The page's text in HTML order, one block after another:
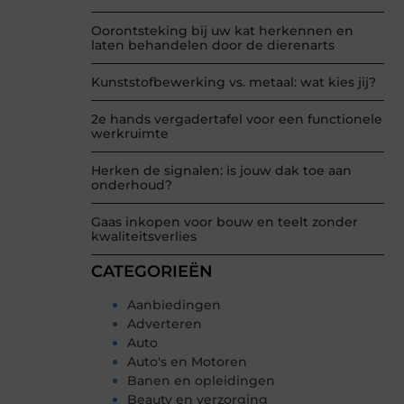
Oorontsteking bij uw kat herkennen en
laten behandelen door de dierenarts
Kunststofbewerking vs. metaal: wat kies jij?
2e hands vergadertafel voor een functionele
werkruimte
Herken de signalen: is jouw dak toe aan
onderhoud?
Gaas inkopen voor bouw en teelt zonder
kwaliteitsverlies
CATEGORIEËN
Aanbiedingen
Adverteren
Auto
Auto's en Motoren
Banen en opleidingen
Beauty en verzorging